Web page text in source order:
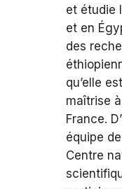
et étudie
et en
des
qu’elle
maîtrise
France.
équipe
Centre